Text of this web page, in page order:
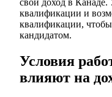
свой доход в Канаде.
квалификации и
квалификации,
кандидатом.
Условия
влияют на